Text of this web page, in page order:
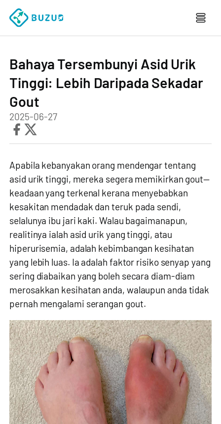
Bahaya Tersembunyi Asid Urik
Tinggi: Lebih Daripada Sekadar
Gout
2025-06-27
Apabila kebanyakan orang mendengar tentang
asid urik tinggi, mereka segera memikirkan gout—
keadaan yang terkenal kerana menyebabkan
kesakitan mendadak dan teruk pada sendi,
selalunya ibu jari kaki. Walau bagaimanapun,
realitinya ialah asid urik yang tinggi, atau
hiperurisemia, adalah kebimbangan kesihatan
yang lebih luas. Ia adalah faktor risiko senyap yang
sering diabaikan yang boleh secara diam-diam
merosakkan kesihatan anda, walaupun anda tidak
pernah mengalami serangan gout.